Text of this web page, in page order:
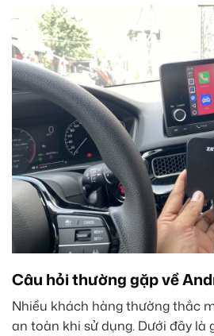
Câu hỏi thường gặp về
Nhiều khách hàng thường thắc
an toàn khi sử dụng. Dưới đây là